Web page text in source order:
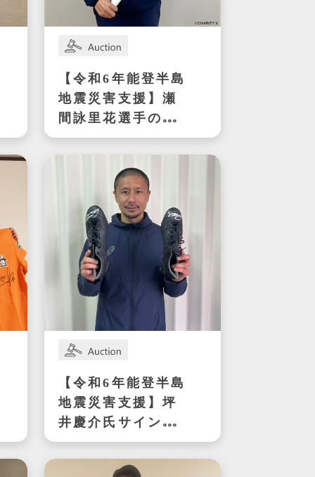
【令和6年能登半島
地震災害支援】瀬
間詠里花選手の
2023年全日本テニ
ス選手権ダブルス
優勝時サイン入り
ラケット
【令和6年能登半島
地震災害支援】坪
井慶介氏サイン入
りスパイク